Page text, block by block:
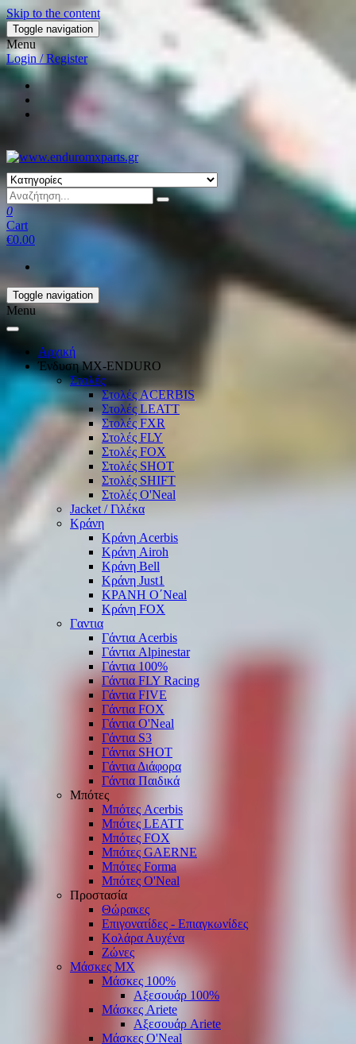
Skip to the content
Toggle navigation
Menu
Login / Register
0
Cart
€0.00
Toggle navigation
Menu
Αρχική
Ένδυση ΜΧ-ΕΝDURO
Στολές
Στολές ACERBIS
Στολές LEATT
Στολές FXR
Στολές FLY
Στολές FOX
Στολές SHOT
Στολές SHIFT
Στολές O'Neal
Jacket / Γιλέκα
Κράνη
Κράνη Acerbis
Κράνη Airoh
Κράνη Bell
Κράνη Just1
ΚΡΑΝΗ O΄Νeal
Κράνη FOX
Γαντια
Γάντια Acerbis
Γάντια Alpinestar
Γάντια 100%
Γάντια FLY Racing
Γάντια FIVE
Γάντια FOX
Γάντια O'Νeal
Γάντια S3
Γάντια SHOT
Γάντια Διάφορα
Γάντια Παιδικά
Μπότες
Μπότες Acerbis
Μπότες LEATT
Μπότες FOX
Μπότες GAERNE
Μπότες Forma
Μπότες O'Neal
Προστασία
Θώρακες
Επιγονατίδες - Επιαγκωνίδες
Κολάρα Αυχένα
Ζώνες
Μάσκες ΜΧ
Μάσκες 100%
Αξεσουάρ 100%
Μάσκες Ariete
Αξεσουάρ Ariete
Μάσκες O'Neal